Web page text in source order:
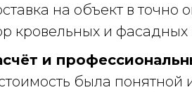
на объект в точно
кровельных и фасадных
и
была понятной